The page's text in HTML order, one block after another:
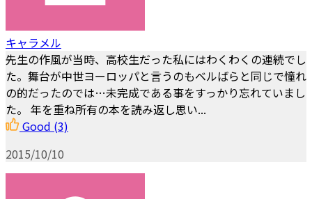
キャラメル
先生の作風が当時、高校生だった私にはわくわくの連続でし
た。舞台が中世ヨーロッパと言うのもベルばらと同じで憧れ
の的だったのでは…未完成である事をすっかり忘れていまし
た。 年を重ね所有の本を読み返し思い...
Good (3)
2015/10/10